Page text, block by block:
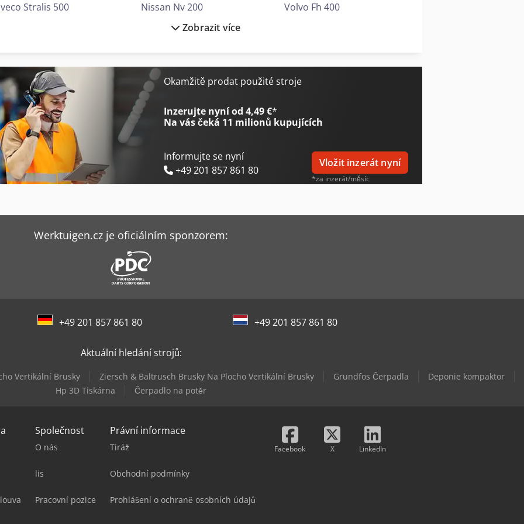
Stralis 500
Benz Unimog 400
Atleon
Nissan Nv 200
Nissan Nv 300
Renault Magnum 500
Scania G 400
Volvo Fh 400
Zobrazit více
Okamžitě prodat použité stroje
Inzerujte nyní od 4,49 €*
Na vás čeká 11 milionů kupujících
Informujte se nyní
+49 201 857 861 80
Vložit inzerát nyní
*za inzerát/měsíc
Werktuigen.cz je oficiálním sponzorem:
+49 201 857 861 80 +49 201 857 861 80
Aktuální hledání strojů:
Vertikální Brusky Ziersch & Baltrusch Brusky Na Plocho Vertikální Brusky Grundfos Čerpadla
Deponie kompaktor
Hp 3D Tiskárna
Čerpadlo na potěr
Společnost
O nás
lis
Pracovní pozice
Právní informace
Tiráž
Obchodní podmínky
Prohlášení o ochraně osobních údajů
Facebook X LinkedIn